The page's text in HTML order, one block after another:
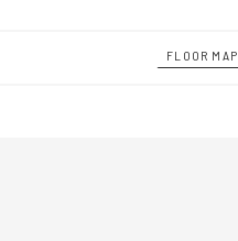
FLOOR MAP